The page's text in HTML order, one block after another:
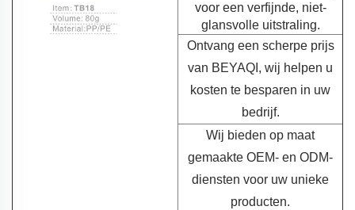
voor een verfijnde, niet-
glansvolle uitstraling.
Ontvang een scherpe prijs
van BEYAQI, wij helpen u
kosten te besparen in uw
bedrijf.
Wij bieden op maat
gemaakte OEM- en ODM-
diensten voor uw unieke
producten.